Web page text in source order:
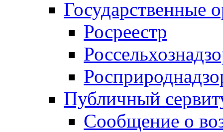
Государственные
Росреестр
Публичный
Сообщение о